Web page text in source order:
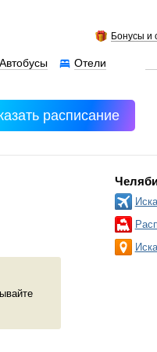
Бонусы и
Отели
Автобусы
расписание